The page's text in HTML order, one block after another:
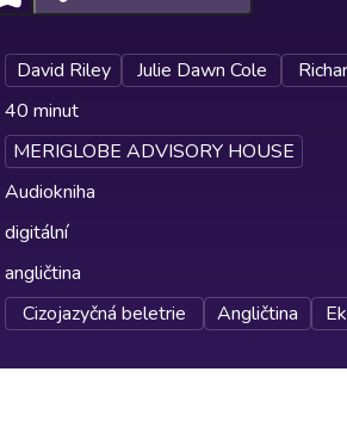
David Riley Julie Dawn Cole
40 minut
MERIGLOBE ADVISORY HOUSE
Audiokniha
digitální
angličtina
Cizojazyčná beletrie Angličtina